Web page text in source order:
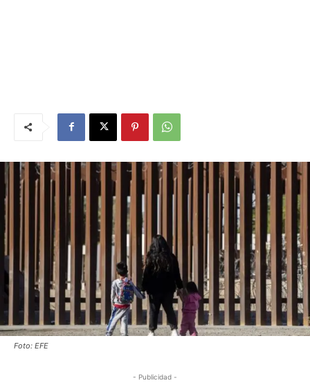
Foto: EFE
- Publicidad -